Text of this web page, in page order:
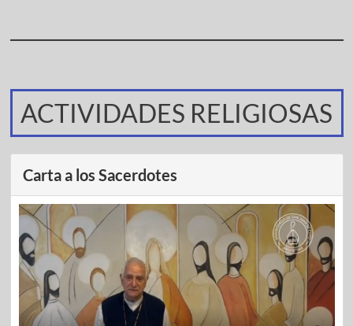
ACTIVIDADES RELIGIOSAS
Carta a los Sacerdotes